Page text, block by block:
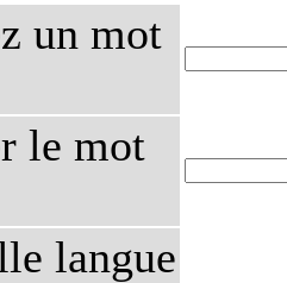
un mot
le mot
langue